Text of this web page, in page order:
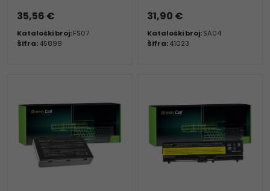
35,56 €
Kataloški broj:FS07
Šifra:45899
31,90 €
Kataloški broj:SA04
Šifra:41023